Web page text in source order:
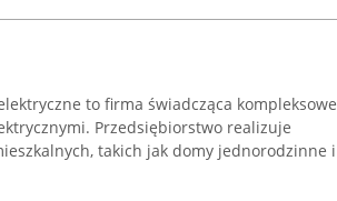
to firma świadcząca kompleksowe
Przedsiębiorstwo realizuje
takich jak domy jednorodzinne i